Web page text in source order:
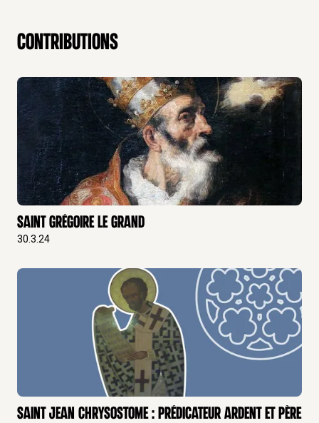
contributions
Saint Grégoire le Grand
30.3.24
Saint Jean Chrysostome : Prédicateur ardent et Père